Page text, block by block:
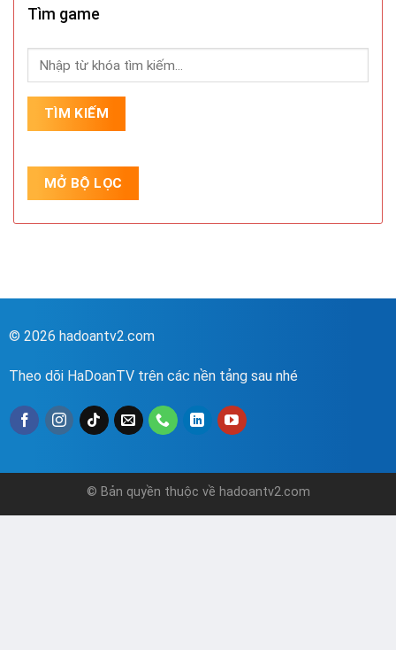
Tìm game
© 2026 hadoantv2.com
Theo dõi HaDoanTV trên các nền tảng sau nhé
© Bản quyền thuộc về hadoantv2.com